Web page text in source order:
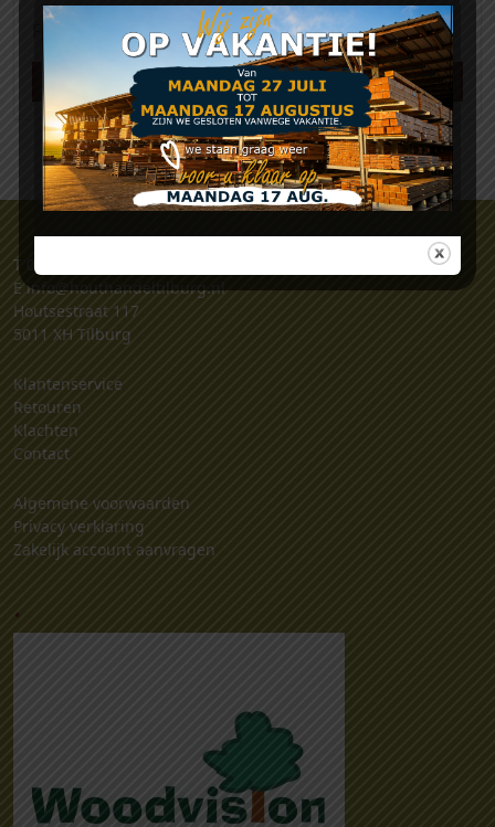
From: 50,35
Meer info
T
06 - 25 32 32 34
Einfo@houthandeltilburg.nl
Houtsestraat 117
5011 XH Tilburg
Klantenservice
Retouren
Klachten
Contact
Algemene voorwaarden
Privacy verklaring
Zakelijk account aanvragen
.